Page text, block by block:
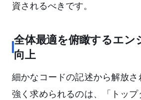
資されるべきです。
全体最適を俯瞰するエン
向上
細かなコードの記述から解放
強く求められるのは、「トッ